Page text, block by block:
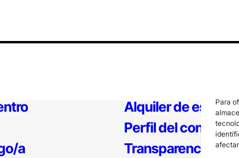
Para
a
Alquiler de
Perfil del
Transparencia